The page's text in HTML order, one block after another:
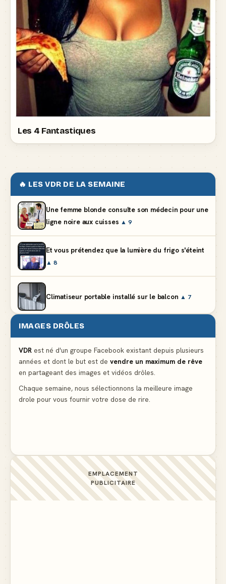
Les 4 Fantastiques
🔥 LES VDR DE LA SEMAINE
Une femme blonde consulte son médecin pour une
ligne noire aux cuisses ▲ 9
Et vous prétendez que la lumière du frigo s'éteint
▲ 8
Climatiseur portable installé sur le balcon ▲ 7
Le problème cardiaque du médecin ▲ 5
La voisine en bikini pour que le mari tonde la
pelouse
IMAGES DRÔLES
VDR est né d'un groupe Facebook existant depuis plusieurs
années et dont le but est de vendre un maximum de rêve
en partageant des images et vidéos drôles.
Chaque semaine, nous sélectionnons la meilleure image
drole pour vous fournir votre dose de rire.
EMPLACEMENT
PUBLICITAIRE